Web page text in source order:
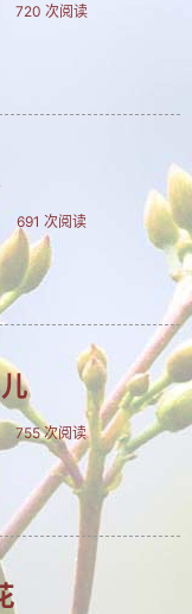
720 次阅读
691 次阅读
755 次阅读